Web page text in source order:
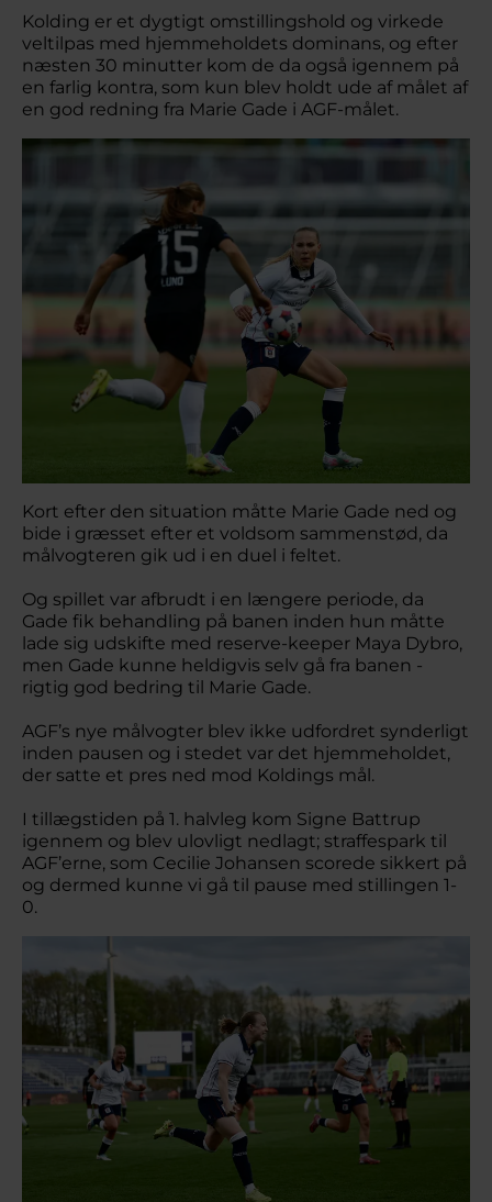
Kolding er et dygtigt omstillingshold og virkede
veltilpas med hjemmeholdets dominans, og efter
næsten 30 minutter kom de da også igennem på
en farlig kontra, som kun blev holdt ude af målet af
en god redning fra Marie Gade i AGF-målet.
Kort efter den situation måtte Marie Gade ned og
bide i græsset efter et voldsom sammenstød, da
målvogteren gik ud i en duel i feltet.
Og spillet var afbrudt i en længere periode, da
Gade fik behandling på banen inden hun måtte
lade sig udskifte med reserve-keeper Maya Dybro,
men Gade kunne heldigvis selv gå fra banen -
rigtig god bedring til Marie Gade.
AGF’s nye målvogter blev ikke udfordret synderligt
inden pausen og i stedet var det hjemmeholdet,
der satte et pres ned mod Koldings mål.
I tillægstiden på 1. halvleg kom Signe Battrup
igennem og blev ulovligt nedlagt; straffespark til
AGF’erne, som Cecilie Johansen scorede sikkert på
og dermed kunne vi gå til pause med stillingen 1-
0.